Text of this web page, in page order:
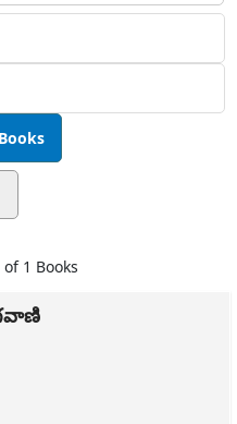
of 1 Books